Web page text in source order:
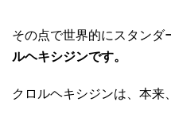
その点で世界的にスタンダ
ルヘキシジンです。
クロルヘキシジンは、本来